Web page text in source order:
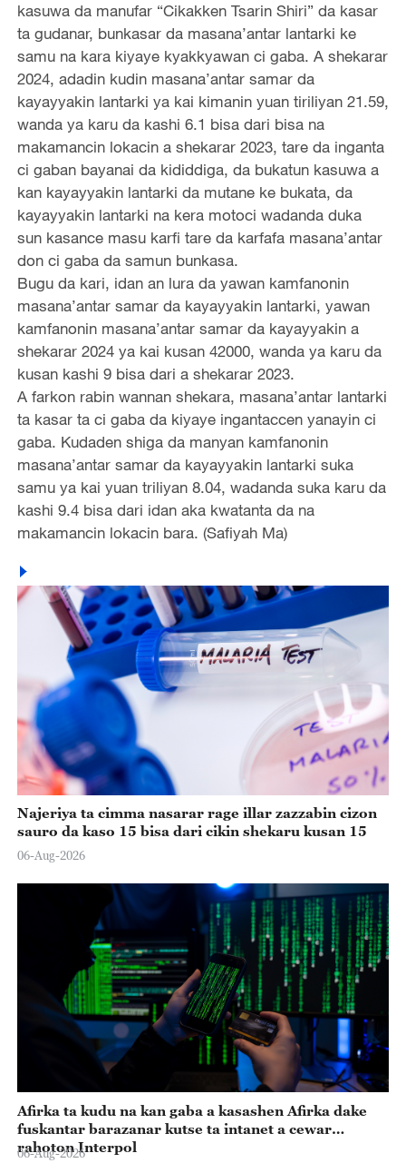
kasuwa da manufar “Cikakken Tsarin Shiri” da kasar
ta gudanar, bunkasar da masana’antar lantarki ke
samu na kara kiyaye kyakkyawan ci gaba. A shekarar
2024, adadin kudin masana’antar samar da
kayayyakin lantarki ya kai kimanin yuan tiriliyan 21.59,
wanda ya karu da kashi 6.1 bisa dari bisa na
makamancin lokacin a shekarar 2023, tare da inganta
ci gaban bayanai da kididdiga, da bukatun kasuwa a
kan kayayyakin lantarki da mutane ke bukata, da
kayayyakin lantarki na kera motoci wadanda duka
sun kasance masu karfi tare da karfafa masana’antar
don ci gaba da samun bunkasa.
Bugu da kari, idan an lura da yawan kamfanonin
masana’antar samar da kayayyakin lantarki, yawan
kamfanonin masana’antar samar da kayayyakin a
shekarar 2024 ya kai kusan 42000, wanda ya karu da
kusan kashi 9 bisa dari a shekarar 2023.
A farkon rabin wannan shekara, masana’antar lantarki
ta kasar ta ci gaba da kiyaye ingantaccen yanayin ci
gaba. Kudaden shiga da manyan kamfanonin
masana’antar samar da kayayyakin lantarki suka
samu ya kai yuan triliyan 8.04, wadanda suka karu da
kashi 9.4 bisa dari idan aka kwatanta da na
makamancin lokacin bara. (Safiyah Ma)
Najeriya ta cimma nasarar rage illar zazzabin cizon
sauro da kaso 15 bisa dari cikin shekaru kusan 15
06-Aug-2026
Afirka ta kudu na kan gaba a kasashen Afirka dake
fuskantar barazanar kutse ta intanet a cewar
rahoton Interpol
06-Aug-2026